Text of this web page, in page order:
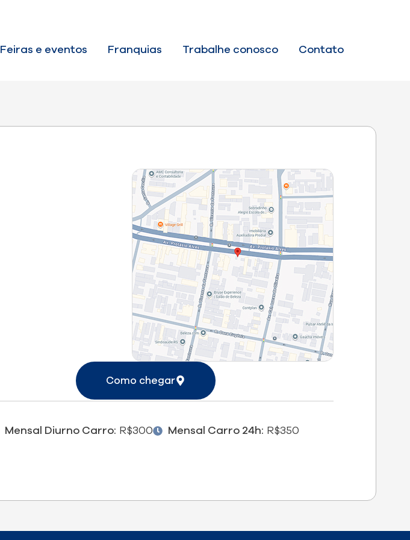
Feiras e eventos Franquias Trabalhe conosco Contato
Como chegar
Mensal Diurno Carro: R$300 Mensal Carro 24h: R$350